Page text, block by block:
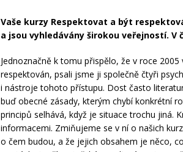
Vaše kurzy Respektovat a být
a jsou vyhledávány širokou veřejností. V
Jednoznačně k tomu přispělo, že v roce
respektován, psali jsme ji společně čtyři
i nástroje tohoto přístupu. Dost často
buď obecné zásady, kterým chybí konkrétní
principů selhává, když je situace trochu jiná.
informacemi. Zmiňujeme se v ní o našich
o čem budou, a že jejich obsahem je něco,